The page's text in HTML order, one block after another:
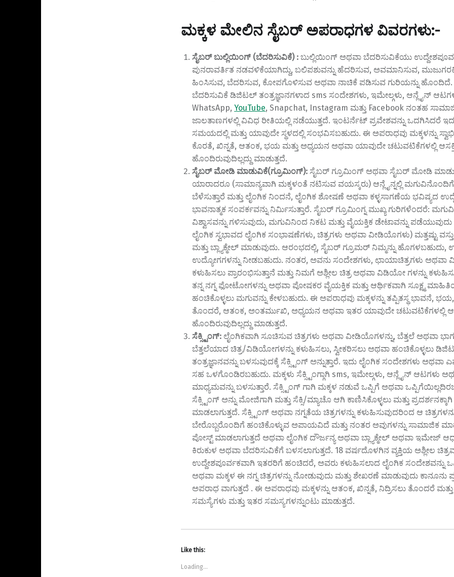
ಮಕ್ಕಳ ಮೇಲಿನ ಸೈಬರ್ ಅಪರಾಧಗಳ ವಿವರಗಳು:-
ಸೈಬರ್ ಬುಲ್ಲಿಯಿಂಗ್ (ಬೆದರಿಸುವಿಕೆ) : ಬುಲ್ಲಿಯಿಂಗ್ ಅಥವಾ ಬೆದರಿಸುವಿಕೆಯು
ಪುನರಾವರ್ತಿತ ನಡವಳಿಕೆಯಾಗಿದ್ದು, ಬಲಿಪಶುವನ್ನು ಹೆದರಿಸುವ, ಅವಮಾನಿಸುವ,
ಹಿಂಸಿಸುವ, ಬೆದರಿಸುವ, ಕೋಪಗೊಳಿಸುವ ಅಥವಾ ನಾಚಿಕೆ ಪಡಿಸುವ ಗುರಿಯನ್ನು ಹೊಂದಿದೆ.
ಬೆದರಿಸುವಿಕೆ ಡಿಜಿಟಲ್ ತಂತ್ರಜ್ಞಾನಗಳಾದ sms ಸಂದೇಶಗಳು, ಇಮೇಲ್ಗಳು, ಆನ್ಲೈನ್
WhatsApp,YouTube, Snapchat, Instagram ಮತ್ತು Facebook ನಂತಹ
ಜಾಲತಾಣಗಳಲ್ಲಿ ವಿವಿಧ ರೀತಿಯಲ್ಲಿ ನಡೆಯುತ್ತದೆ. ಇಂಟರ್ನೆಟ್ ಪ್ರವೇಶವನ್ನು ಒದಗಿಸಿದರೆ
ಸಮಯದಲ್ಲಿ ಮತ್ತು ಯಾವುದೇ ಸ್ಥಳದಲ್ಲಿ ಸಂಭವಿಸಬಹುದು. ಈ ಅಪರಾಧವು ಮಕ್ಕಳನ್ನು
ಕೊರತೆ, ಖಿನ್ನತೆ, ಆತಂಕ, ಭಯ ಮತ್ತು ಅಧ್ಯಯನ ಅಥವಾ ಯಾವುದೇ ಚಟುವಟಿಕೆಗಳಲ್ಲಿ
ಹೊಂದಿರುವುದಿಲ್ಲದ್ದು ಮಾಡುತ್ತದೆ.
ಸೈಬರ್ ಮೋಡಿ ಮಾಡುವಿಕೆ(ಗ್ರೂಮಿಂಗ್): ಸೈಬರ್ ಗ್ರೂಮಿಂಗ್ ಅಥವಾ ಸೈಬರ್ ಮೋಡಿ
ಯಾರಾದರೂ (ಸಾಮಾನ್ಯವಾಗಿ ಮಕ್ಕಳಂತೆ ನಟಿಸುವ ವಯಸ್ಕರು) ಆನ್ಲೈನ್ನಲ್ಲಿ ಮಗುವಿನೊಂದಿಗೆ
ಬೆಳೆಸುತ್ತಾರೆ ಮತ್ತು ಲೈಂಗಿಕ ನಿಂದನೆ, ಲೈಂಗಿಕ ಶೋಷಣೆ ಅಥವಾ ಕಳ್ಳಸಾಗಣೆಯ ಭವಿಷ್ಯದ
ಭಾವನಾತ್ಮಕ ಸಂಪರ್ಕವನ್ನು ನಿರ್ಮಿಸುತ್ತಾರೆ. ಸೈಬರ್ ಗ್ರೂಮಿಂಗ್ನ ಮುಖ್ಯ ಗುರಿಗಳೆಂದರೆ:
ವಿಶ್ವಾಸವನ್ನು ಗಳಿಸುವುದು, ಮಗುವಿನಿಂದ ನಿಕಟ ಮತ್ತು ವೈಯಕ್ತಿಕ ಡೇಟಾವನ್ನು
ಲೈಂಗಿಕ ಸ್ವಭಾವದ ಲೈಂಗಿಕ ಸಂಭಾಷಣೆಗಳು, ಚಿತ್ರಗಳು ಅಥವಾ ವೀಡಿಯೊಗಳು) ಮತ್ತಷ್ಟು
ಮತ್ತು ಬ್ಲ್ಯಾಕ್ಮೇಲ್ ಮಾಡುವುದು. ಆರಂಭದಲ್ಲಿ, ಸೈಬರ್ ಗ್ರೂಮರ್ ನಿಮ್ಮನ್ನು ಹೊಗಳಬಹುದು,
ಉದ್ಯೋಗಗಳನ್ನು ನೀಡಬಹುದು. ನಂತರ, ಅವನು ಸಂದೇಶಗಳು, ಛಾಯಾಚಿತ್ರಗಳು ಅಥವಾ
ಕಳುಹಿಸಲು ಪ್ರಾರಂಭಿಸುತ್ತಾನೆ ಮತ್ತು ನಿಮಗೆ ಅಶ್ಲೀಲ ಚಿತ್ರ ಅಥವಾ ವಿಡಿಯೋ ಗಳನ್ನು
ತನ್ನ ನಗ್ನ ಫೋಟೋಗಳನ್ನು ಅಥವಾ ಪೋಷಕರ ವೈಯಕ್ತಿಕ ಮತ್ತು ಆರ್ಥಿಕವಾಗಿ ಸೂಕ್ಷ್ಮ
ಹಂಚಿಕೊಳ್ಳಲು ಮಗುವನ್ನು ಕೇಳಬಹುದು. ಈ ಅಪರಾಧವು ಮಕ್ಕಳನ್ನು ತಪ್ಪಿತಸ್ಥ ಭಾವನೆ,
ತೊಂದರೆ, ಆತಂಕ, ಅಂತರ್ಮುಖಿ, ಅಧ್ಯಯನ ಅಥವಾ ಇತರ ಯಾವುದೇ ಚಟುವಟಿಕೆಗಳಲ್ಲಿ
ಹೊಂದಿರುವುದಿಲ್ಲದ್ದು ಮಾಡುತ್ತದೆ.
ಸೆಕ್ಸ್ಟಿಂಗ್: ಲೈಂಗಿಕವಾಗಿ ಸೂಚಿಸುವ ಚಿತ್ರಗಳು ಅಥವಾ ವೀಡಿಯೊಗಳನ್ನು, ಬೆತ್ತಲೆ ಅಥವಾ
ಬೆತ್ತಲೆಯಾದ ಚಿತ್ರ/ವಿಡಿಯೋಗಳನ್ನು ಕಳುಹಿಸಲು, ಸ್ವೀಕರಿಸಲು ಅಥವಾ ಹಂಚಿಕೊಳ್ಳಲು
ತಂತ್ರಜ್ಞಾನವನ್ನು ಬಳಸುವುದಕ್ಕೆ ಸೆಕ್ಸ್ಟಿಂಗ್ ಅನ್ನುತ್ತಾರೆ. ಇದು ಲೈಂಗಿಕ ಸಂದೇಶಗಳು ಅಥವಾ
ಸಹ ಒಳಗೊಂಡಿರಬಹುದು. ಮಕ್ಕಳು ಸೆಕ್ಸ್ಟಿಂಗ್ಗಾಗಿ sms, ಇಮೇಲ್ಗಳು, ಆನ್ಲೈನ್ ಆಟಗಳು
ಮಾಧ್ಯಮವನ್ನು ಬಳಸುತ್ತಾರೆ. ಸೆಕ್ಸ್ಟಿಂಗ್ ಗಾಗಿ ಮಕ್ಕಳ ನಡುವೆ ಒಪ್ಪಿಗೆ ಅಥವಾ
ಸೆಕ್ಸ್ಟಿಂಗ್ ಅನ್ನು ಮೋಜಿಗಾಗಿ ಮತ್ತು ಸೆಕ್ಸಿ/ಮ್ಯಾಚೊ ಆಗಿ ಕಾಣಿಸಿಕೊಳ್ಳಲು ಮತ್ತು ಪ್ರದರ್ಶನಕ್ಕಾಗಿ
ಮಾಡಲಾಗುತ್ತದೆ. ಸೆಕ್ಸ್ಟಿಂಗ್ ಅಥವಾ ನಗ್ನತೆಯ ಚಿತ್ರಗಳನ್ನು ಕಳುಹಿಸುವುದರಿಂದ ಆ
ಬೇರೊಬ್ಬರೊಂದಿಗೆ ಹಂಚಿಕೊಳ್ಳುವ ಅಪಾಯವಿದೆ ಮತ್ತು ನಂತರ ಅವುಗಳನ್ನು ಸಾಮಾಜಿಕ
ಪೋಸ್ಟ್ ಮಾಡಲಾಗುತ್ತದೆ ಅಥವಾ ಲೈಂಗಿಕ ದೌರ್ಜನ್ಯ ಅಥವಾ ಬ್ಲ್ಯಾಕ್ಮೇಲ್ ಅಥವಾ ಇಮೇಜ್
ಕಿರುಕುಳ ಅಥವಾ ಬೆದರಿಸುವಿಕೆಗೆ ಬಳಸಲಾಗುತ್ತದೆ. 18 ವರ್ಷದೊಳಗಿನ ವ್ಯಕ್ತಿಯ ಅಶ್ಲೀಲ
ಉದ್ದೇಶಪೂರ್ವಕವಾಗಿ ಇತರರಿಗೆ ಹಂಚಿದರೆ, ಅವರು ಕಳುಹಿಸಲಾದ ಲೈಂಗಿಕ ಸಂದೇಶವನ್ನು
ಅಥವಾ ಮಕ್ಕಳ ಈ ನಗ್ನ ಚಿತ್ರಗಳನ್ನು ನೋಡುವುದು ಮತ್ತು ಶೇಖರಣೆ ಮಾಡುವುದು ಕಾನೂನು
ಅಪರಾಧ ವಾಗುತ್ತದೆ . ಈ ಅಪರಾಧವು ಮಕ್ಕಳನ್ನು ಆತಂಕ, ಖಿನ್ನತೆ, ನಿದ್ರಿಸಲು ತೊಂದರೆ ಮತ್ತು
ಸಮಸ್ಯೆಗಳು ಮತ್ತು ಇತರ ಸಮಸ್ಯಗಳನ್ನುಂಟು ಮಾಡುತ್ತದೆ.
Like this:
Loading...